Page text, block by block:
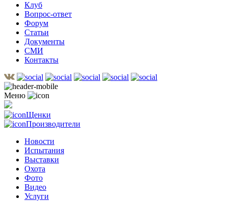
Клуб
Вопрос-ответ
Форум
Статьи
Документы
СМИ
Контакты
Меню
Щенки
Производители
Новости
Испытания
Выставки
Охота
Фото
Видео
Услуги